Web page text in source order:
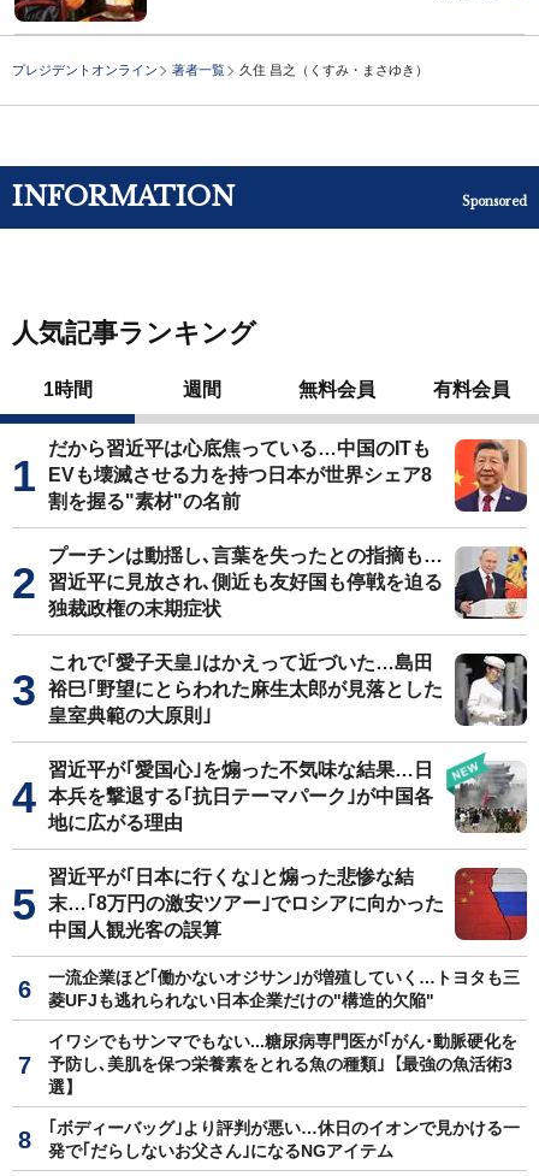
プレジデントオンライン 著者一覧 久住 昌之（くすみ・まさゆき）
INFORMATION Sponsored
人気記事ランキング
1時間 週間 無料会員 有料会員
だから習近平は心底焦っている…中国のITも
EVも壊滅させる力を持つ日本が世界シェア8
割を握る"素材"の名前
プーチンは動揺し､言葉を失ったとの指摘も…
習近平に見放され､側近も友好国も停戦を迫る
独裁政権の末期症状
これで｢愛子天皇｣はかえって近づいた…島田
裕巳｢野望にとらわれた麻生太郎が見落とした
皇室典範の大原則｣
習近平が｢愛国心｣を煽った不気味な結果…日
本兵を撃退する｢抗日テーマパーク｣が中国各
地に広がる理由
習近平が｢日本に行くな｣と煽った悲惨な結
末…｢8万円の激安ツアー｣でロシアに向かった
中国人観光客の誤算
一流企業ほど｢働かないオジサン｣が増殖していく…トヨタも三
菱UFJも逃れられない日本企業だけの"構造的欠陥"
イワシでもサンマでもない...糖尿病専門医が｢がん･動脈硬化を
予防し､美肌を保つ栄養素をとれる魚の種類｣【最強の魚活術3
選】
｢ボディーバッグ｣より評判が悪い…休日のイオンで見かける一
発で｢だらしないお父さん｣になるNGアイテム